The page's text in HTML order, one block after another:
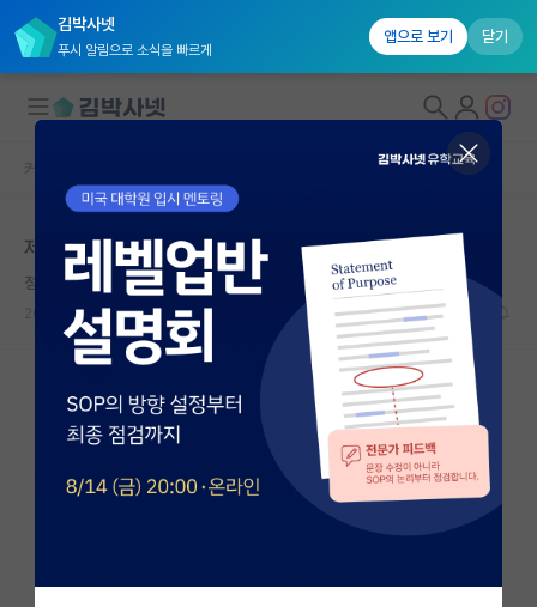
김박사넷
푸시 알림으로 소식을 빠르게
앱으로 보기 닫기
대학원생 모집
국내대학원 정보
연구실&오픈랩
커뮤니티
커뮤니티 홈
전체글보기
베스트 게시판
자유 게시판(아무개랩)
커뮤니티 홈
제약 취업 분야
점잖은 마르셀 프루스트
2024.09.04 0 912